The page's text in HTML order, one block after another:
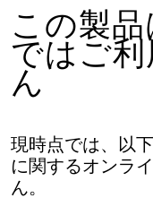
この製
ではご
ん
現時点では、以
に関するオンラ
ん。